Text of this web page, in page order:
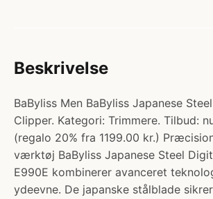
Beskrivelse
BaByliss Men BaByliss Japanese
Clipper. Kategori: Trimmere. Tilbud:
(regalo 20% fra 1199.00 kr.)
værktøj BaByliss Japanese Steel
E990E kombinerer avanceret
ydeevne. De japanske stålblade